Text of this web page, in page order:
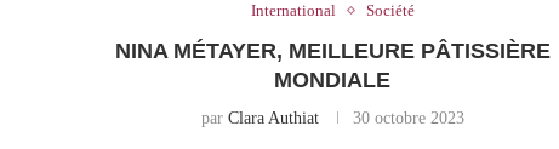
International Société
NINA MÉTAYER, MEILLEURE PÂTISSIÈRE
MONDIALE
par Clara Authiat 30 octobre 2023